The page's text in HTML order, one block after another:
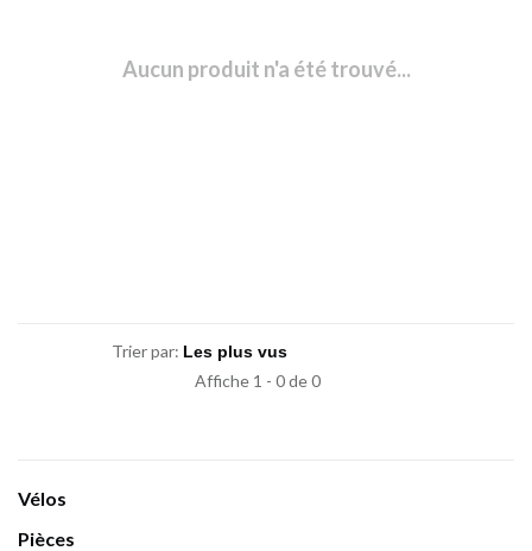
Aucun produit n'a été trouvé...
Trier par:
Affiche 1 - 0 de 0
Vélos
Pièces